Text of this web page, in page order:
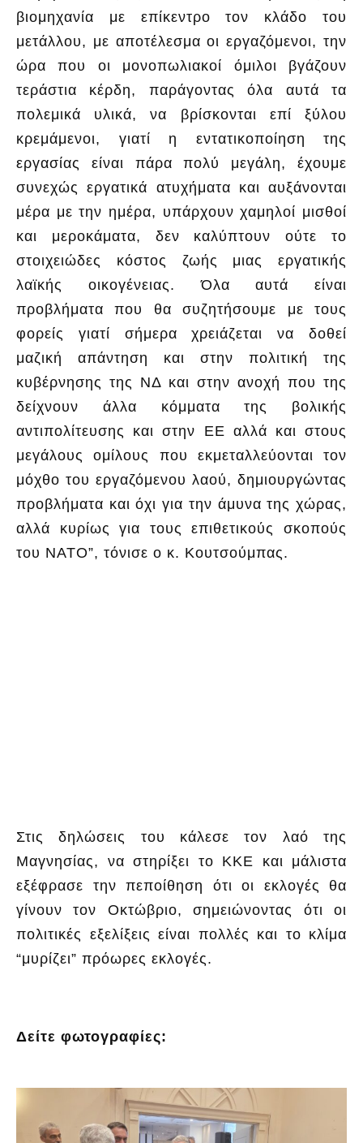
βιομηχανία με επίκεντρο τον κλάδο του
μετάλλου, με αποτέλεσμα οι εργαζόμενοι, την
ώρα που οι μονοπωλιακοί όμιλοι βγάζουν
τεράστια κέρδη, παράγοντας όλα αυτά τα
πολεμικά υλικά, να βρίσκονται επί ξύλου
κρεμάμενοι, γιατί η εντατικοποίηση της
εργασίας είναι πάρα πολύ μεγάλη, έχουμε
συνεχώς εργατικά ατυχήματα και αυξάνονται
μέρα με την ημέρα, υπάρχουν χαμηλοί μισθοί
και μεροκάματα, δεν καλύπτουν ούτε το
στοιχειώδες κόστος ζωής μιας εργατικής
λαϊκής οικογένειας. Όλα αυτά είναι
προβλήματα που θα συζητήσουμε με τους
φορείς γιατί σήμερα χρειάζεται να δοθεί
μαζική απάντηση και στην πολιτική της
κυβέρνησης της ΝΔ και στην ανοχή που της
δείχνουν άλλα κόμματα της βολικής
αντιπολίτευσης και στην ΕΕ αλλά και στους
μεγάλους ομίλους που εκμεταλλεύονται τον
μόχθο του εργαζόμενου λαού, δημιουργώντας
προβλήματα και όχι για την άμυνα της χώρας,
αλλά κυρίως για τους επιθετικούς σκοπούς
του ΝΑΤΟ”, τόνισε ο κ. Κουτσούμπας.
Στις δηλώσεις του κάλεσε τον λαό της
Μαγνησίας, να στηρίξει το ΚΚΕ και μάλιστα
εξέφρασε την πεποίθηση ότι οι εκλογές θα
γίνουν τον Οκτώβριο, σημειώνοντας ότι οι
πολιτικές εξελίξεις είναι πολλές και το κλίμα
“μυρίζει” πρόωρες εκλογές.
Δείτε φωτογραφίες: